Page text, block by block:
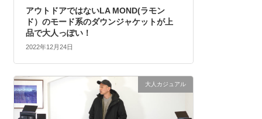
アウトドアではないLA MOND(ラモン
ド）のモード系のダウンジャケットが上
品で大人っぽい！
2022年12月24日
大人カジュアル